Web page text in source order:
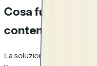
Cosa funziona
contenuto, non
La soluzione è strutturale,